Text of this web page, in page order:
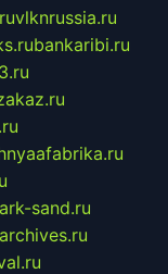
vlknrussia.ru
bankaribi.ru
sand.ru